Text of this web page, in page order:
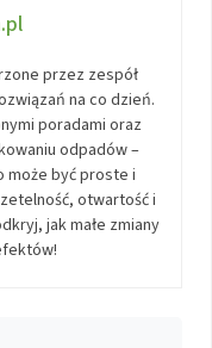
przez zespół
na co dzień.
poradami oraz
odpadów –
może być proste i
otwartość i
jak małe zmiany